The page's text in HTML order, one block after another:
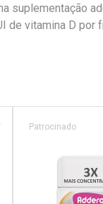
suplementação
de vitamina D por
AOS
Patrocinado